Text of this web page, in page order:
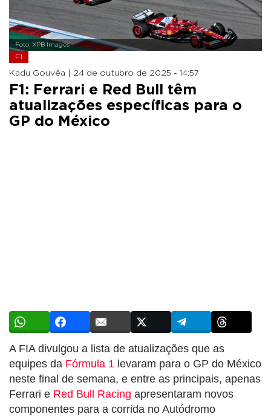
Foto: XPB Images
F1
Kadu Gouvêa | 24 de outubro de 2025 - 14:57
F1: Ferrari e Red Bull têm
atualizações específicas para o
GP do México
A FIA divulgou a lista de atualizações que as
equipes da Fórmula 1 levaram para o GP do México
neste final de semana, e entre as principais, apenas
Ferrari e Red Bull Racing apresentaram novos
componentes para a corrida no Autódromo